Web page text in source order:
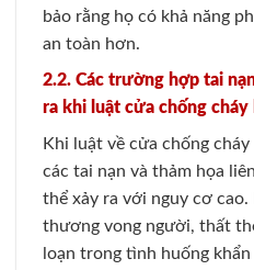
bảo rằng họ có khả năng
an toàn hơn.
2.2. Các trường hợp tai
ra khi luật cửa chống
Khi luật về cửa chống
các tai nạn và thảm họa
thể xảy ra với nguy cơ cao.
thương vong người, thất
loạn trong tình huống khẩn